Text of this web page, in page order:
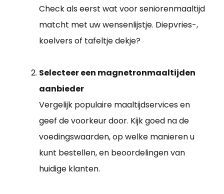
Check als eerst wat voor seniorenmaaltijd
matcht met uw wensenlijstje. Diepvries-,
koelvers of tafeltje dekje?
Selecteer een magnetronmaaltijden
aanbieder
Vergelijk populaire maaltijdservices en
geef de voorkeur door. Kijk goed na de
voedingswaarden, op welke manieren u
kunt bestellen, en beoordelingen van
huidige klanten.